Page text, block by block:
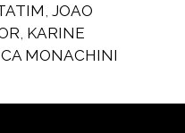
JOAO
KARINE
MONACHINI